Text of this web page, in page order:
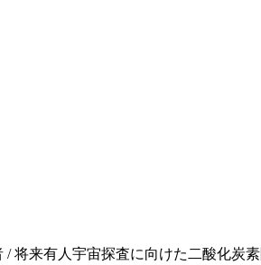
来有人宇宙探査に向けた二酸化炭素